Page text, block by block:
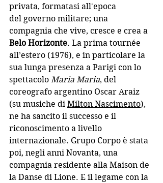
privata, formatasi all'epoca
del governo militare; una
compagnia che vive, cresce e crea a
Belo Horizonte. La prima tournée
all’estero (1976), e in particolare la
sua lunga presenza a Parigi con lo
spettacolo Maria Maria, del
coreografo argentino Oscar Araiz
(su musiche di Milton Nascimento),
ne ha sancito il successo e il
riconoscimento a livello
internazionale. Grupo Corpo è stata
poi, negli anni Novanta, una
compagnia residente alla Maison de
la Danse di Lione. E il legame con la